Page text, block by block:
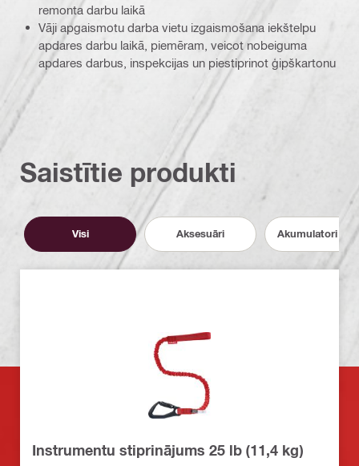
remonta darbu laikā
Vāji apgaismotu darba vietu izgaismošana iekštelpu
apdares darbu laikā, piemēram, veicot nobeiguma
apdares darbus, inspekcijas un piestiprinot ģipškartonu
Saistītie produkti
Visi Aksesuāri Akumulatori un
Instrumentu stiprinājums 25 lb (11,4 kg)